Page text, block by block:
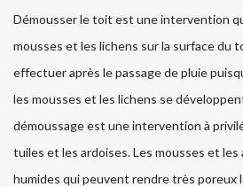
Démousser le toit est une intervention
mousses et les lichens sur la surface du
effectuer après le passage de pluie
les mousses et les lichens se
démoussage est une intervention à
tuiles et les ardoises. Les mousses et
humides qui peuvent rendre très poreux